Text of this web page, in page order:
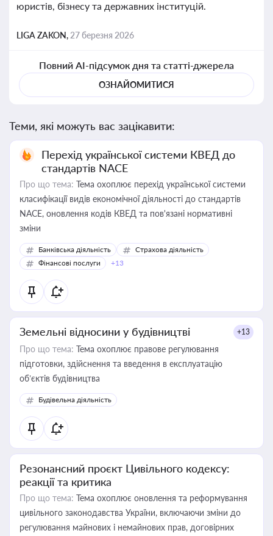
юристів, бізнесу та державних інституцій.
LIGA ZAKON, 27 березня 2026
Повний AI-підсумок дня та статті-джерела
ОЗНАЙОМИТИСЯ
Теми, які можуть вас зацікавити:
Перехід української системи КВЕД до
стандартів NACE
Про що тема: Тема охоплює перехід української системи
класифікації видів економічної діяльності до стандартів
NACE, оновлення кодів КВЕД та пов'язані нормативні
зміни
Банківська діяльність
Страхова діяльність
Фінансові послуги
+13
Земельні відносини у будівництві +13
Про що тема: Тема охоплює правове регулювання
підготовки, здійснення та введення в експлуатацію
об’єктів будівництва
Будівельна діяльність
Резонансний проєкт Цивільного кодексу:
реакції та критика
Про що тема: Тема охоплює оновлення та реформування
цивільного законодавства України, включаючи зміни до
регулювання майнових і немайнових прав, договірних